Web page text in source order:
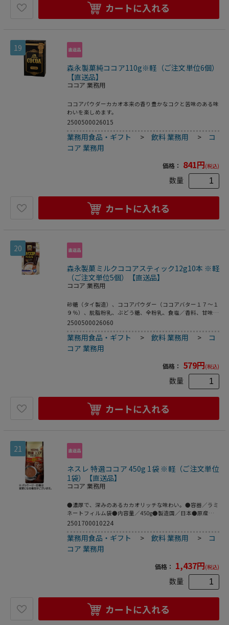
カートに入れる
19
森永製菓純ココア110g※軽（ご注文単位6個）
【直送品】
ココア 業務用
ココアパウダーカカオ本来の香り豊かなコクと苦味のある味
わいを楽しめます。
2500500026015
業務用食品・ギフト >飲料 業務用 > コ
コア 業務用
価格： 841円(税込)
数量
カートに入れる
20
森永製菓ミルクココアスティック12g10本 ※軽
（ご注文単位5個）【直送品】
ココア 業務用
砂糖（タイ製造）、ココアパウダー（ココアバター１７～１
９％）、脱脂粉乳、ぶどう糖、全粉乳、食塩／香料、甘味料
（アスパルテーム・Ｌ－フェニルアラニン化合物）、調味料
る、スティック入りです。まろやかなミルクのコクとココア
の香りがバランスの良い定番ミルクココアです。
2500500026060
業務用食品・ギフト >飲料 業務用 > コ
コア 業務用
価格： 579円(税込)
数量
カートに入れる
21
ネスレ 特選ココア 450g 1袋 ※軽（ご注文単位
1袋）【直送品】
ココア 業務用
●濃厚で、深みのあるカカオリッチな味わい。●容器／ラミ
ネートフィルム袋●内容量／450g●製造国／日本●原産国
／シンガポール、日本、ガーナ、オランダ、カナダ、ドイ
ー／77kcal●成分／たんぱく質 0.4-0.8g、脂質 1.2g、炭水化
物 16.0g、ナトリウム 101mg●賞味期限／商品の発送時点
で、賞味期限まで残り120日以上の商品をお届けします。●
保存方法／高温多湿の場所をさけて保存してください。●約
25杯分※メーカー都合により、パッケージデザインおよび
2501700010224
業務用食品・ギフト >飲料 業務用 > コ
コア 業務用
価格： 1,437円(税込)
数量
カートに入れる